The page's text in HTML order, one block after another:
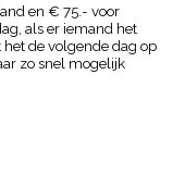
en € 75.- voor
als er iemand het
de volgende dag op
zo snel mogelijk